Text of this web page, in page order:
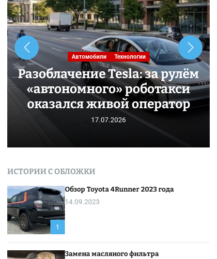
Автомобили Технологии
Разоблачение Tesla: за рулём
«автономного» роботакси
оказался живой оператор
17.07.2026
ИСТОРИИ С ОБЛОЖКИ
1
Обзор Toyota 4Runner 2023 года
14.09.2023
Замена масляного фильтра